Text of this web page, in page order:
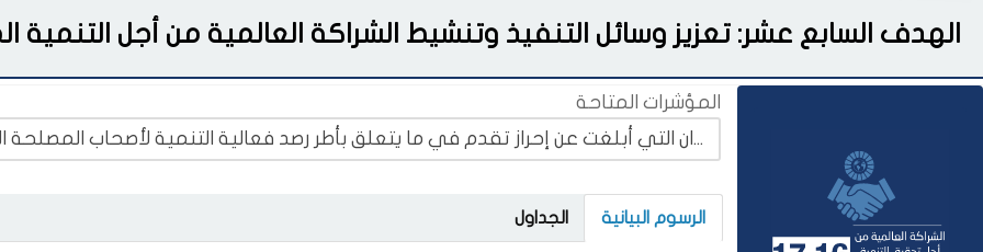
الهدف السابع عشر: تعزيز وسائل التنفيذ وتنشيط الشراكة العالمية من أجل التنمية
المؤشرات المتاحة
المؤشر 1.16.17 عدد البلدان التي أبلغت عن إحراز تقدم في ما يتعلق بأطر رصد فعالية التنمية لأصحاب المصلحة المتعددين التي تدعم تحقيق أهداف التنمية المستدامة
الرسوم البيانية الجداول